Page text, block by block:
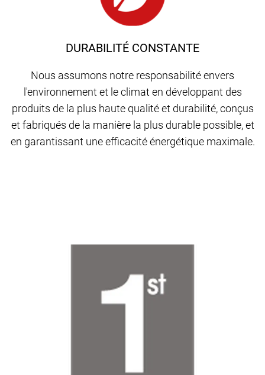
DURABILITÉ CONSTANTE
Nous assumons notre responsabilité envers
l'environnement et le climat en développant des
produits de la plus haute qualité et durabilité, conçus
et fabriqués de la manière la plus durable possible, et
en garantissant une efficacité énergétique maximale.